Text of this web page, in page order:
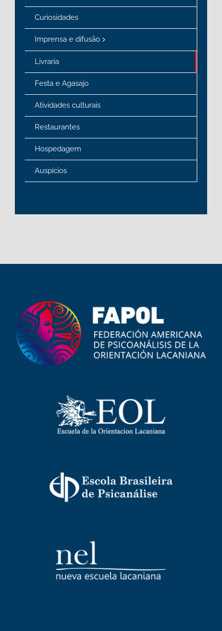
Curiosidades
Imprensa e difusão
Livraria
Festa e Agasajo
Atividades culturais
Restaurantes
Hospedagem
Auspícios